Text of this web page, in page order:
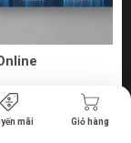
sắm máy móc
không chỉ đem lại
mãi Giỏ hàng